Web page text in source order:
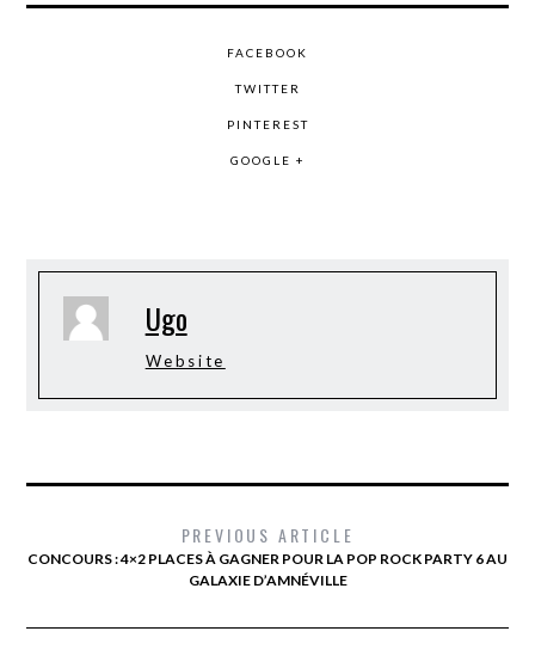
FACEBOOK
TWITTER
PINTEREST
GOOGLE +
Ugo
Website
PREVIOUS ARTICLE
CONCOURS : 4×2 PLACES À GAGNER POUR LA POP ROCK PARTY 6 AU
GALAXIE D’AMNÉVILLE